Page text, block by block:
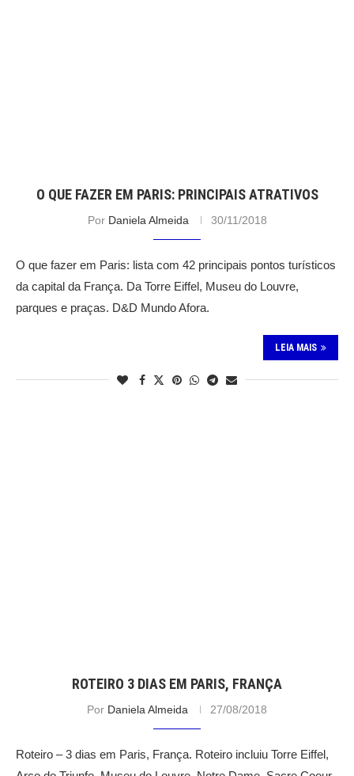
O QUE FAZER EM PARIS: PRINCIPAIS ATRATIVOS
Por Daniela Almeida 30/11/2018
O que fazer em Paris: lista com 42 principais pontos turísticos
da capital da França. Da Torre Eiffel, Museu do Louvre,
parques e praças. D&D Mundo Afora.
LEIA MAIS
ROTEIRO 3 DIAS EM PARIS, FRANÇA
Por Daniela Almeida 27/08/2018
Roteiro – 3 dias em Paris, França. Roteiro incluiu Torre Eiffel,